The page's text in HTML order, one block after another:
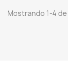
Mostrando 1-4